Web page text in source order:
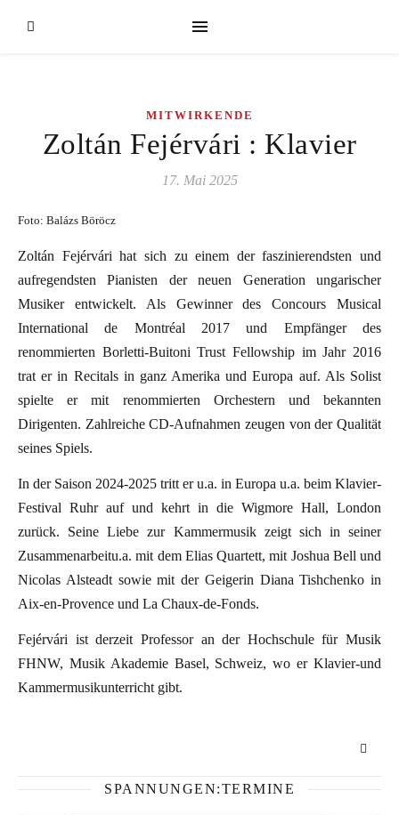
MITWIRKENDE
Zoltán Fejérvári : Klavier
17. Mai 2025
Foto: Balázs Böröcz
Zoltán Fejérvári hat sich zu einem der faszinierendsten und
aufregendsten Pianisten der neuen Generation ungarischer
Musiker entwickelt. Als Gewinner des Concours Musical
International de Montréal 2017 und Empfänger des
renommierten Borletti-Buitoni Trust Fellowship im Jahr 2016
trat er in Recitals in ganz Amerika und Europa auf. Als Solist
spielte er mit renommierten Orchestern und bekannten
Dirigenten. Zahlreiche CD-Aufnahmen zeugen von der Qualität
seines Spiels.
In der Saison 2024-2025 tritt er u.a. in Europa u.a. beim Klavier-
Festival Ruhr auf und kehrt in die Wigmore Hall, London
zurück. Seine Liebe zur Kammermusik zeigt sich in seiner
Zusammenarbeitu.a. mit dem Elias Quartett, mit Joshua Bell und
Nicolas Alsteadt sowie mit der Geigerin Diana Tishchenko in
Aix-en-Provence und La Chaux-de-Fonds.
Fejérvári ist derzeit Professor an der Hochschule für Musik
FHNW, Musik Akademie Basel, Schweiz, wo er Klavier-und
Kammermusikunterricht gibt.
SPANNUNGEN:TERMINE